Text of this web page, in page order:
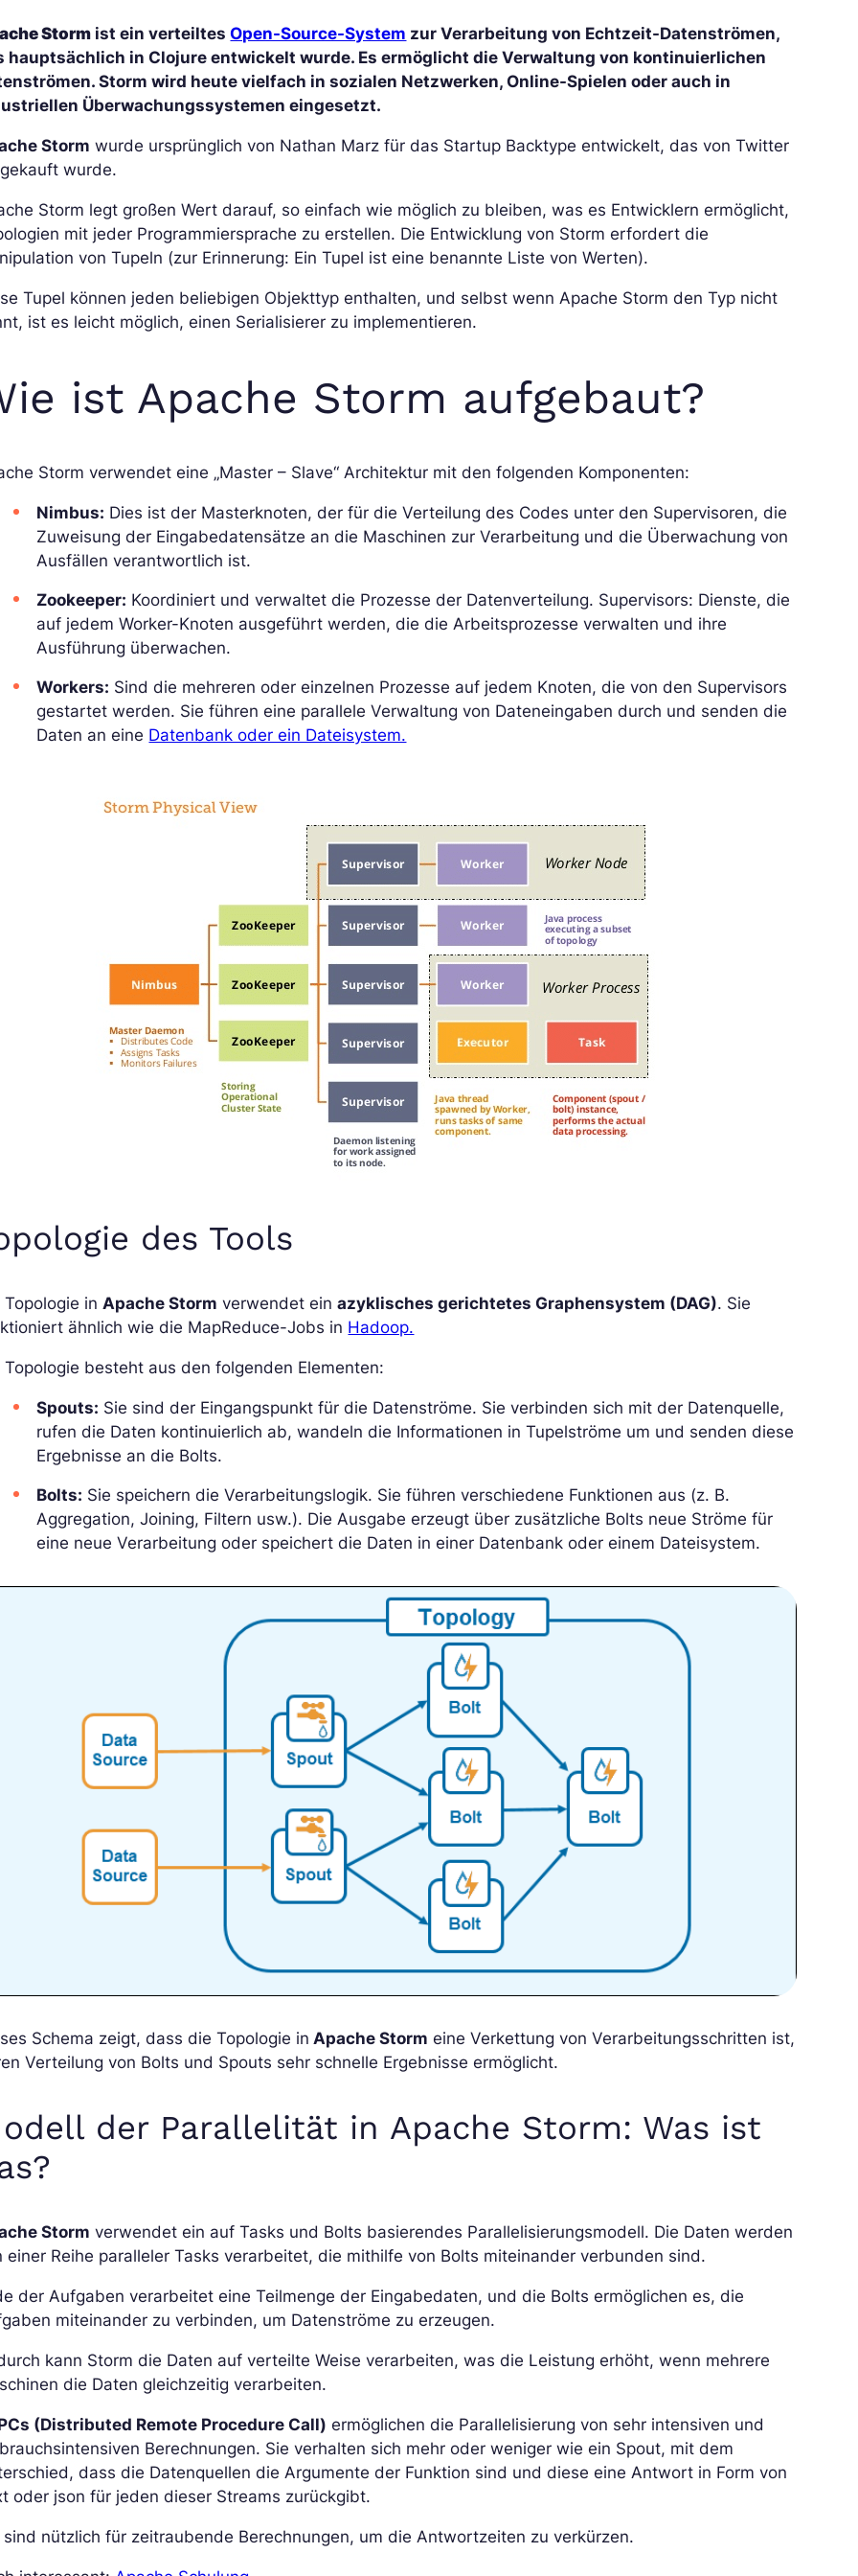
Storm ist ein verteiltesOpen-Source-System zur Verarbeitung von Echtzeit-Datenströmen,
hauptsächlich in Clojure entwickelt wurde. Es ermöglicht die Verwaltung von kontinuierlichen
Storm wird heute vielfach in sozialen Netzwerken, Online-Spielen oder auch in
Überwachungssystemen eingesetzt.
Storm wurde ursprünglich von Nathan Marz für das Startup Backtype entwickelt, das von Twitter
wurde.
Storm legt großen Wert darauf, so einfach wie möglich zu bleiben, was es Entwicklern ermöglicht,
mit jeder Programmiersprache zu erstellen. Die Entwicklung von Storm erfordert die
von Tupeln (zur Erinnerung: Ein Tupel ist eine benannte Liste von Werten).
Tupel können jeden beliebigen Objekttyp enthalten, und selbst wenn Apache Storm den Typ nicht
ist es leicht möglich, einen Serialisierer zu implementieren.
ist Apache Storm aufgebaut?
Storm verwendet eine „Master – Slave“ Architektur mit den folgenden Komponenten:
Nimbus: Dies ist der Masterknoten, der für die Verteilung des Codes unter den Supervisoren, die
Zuweisung der Eingabedatensätze an die Maschinen zur Verarbeitung und die Überwachung von
Ausfällen verantwortlich ist.
Zookeeper: Koordiniert und verwaltet die Prozesse der Datenverteilung. Supervisors: Dienste, die
auf jedem Worker-Knoten ausgeführt werden, die die Arbeitsprozesse verwalten und ihre
Ausführung überwachen.
Workers: Sind die mehreren oder einzelnen Prozesse auf jedem Knoten, die von den Supervisors
gestartet werden. Sie führen eine parallele Verwaltung von Dateneingaben durch und senden die
Daten an eine Datenbank oder ein Dateisystem.
des Tools
Topologie in Apache Storm verwendet einazyklisches gerichtetes Graphensystem (DAG). Sie
ähnlich wie die MapReduce-Jobs in Hadoop.
Topologie besteht aus den folgenden Elementen:
Spouts: Sie sind der Eingangspunkt für die Datenströme. Sie verbinden sich mit der Datenquelle,
rufen die Daten kontinuierlich ab, wandeln die Informationen in Tupelströme um und senden diese
Ergebnisse an die Bolts.
Bolts: Sie speichern die Verarbeitungslogik. Sie führen verschiedene Funktionen aus (z. B.
Aggregation, Joining, Filtern usw.). Die Ausgabe erzeugt über zusätzliche Bolts neue Ströme für
eine neue Verarbeitung oder speichert die Daten in einer Datenbank oder einem Dateisystem.
Schema zeigt, dass die Topologie in Apache Storm eine Verkettung von Verarbeitungsschritten ist,
Verteilung von Bolts und Spouts sehr schnelle Ergebnisse ermöglicht.
der Parallelität in Apache Storm: Was ist
Storm verwendet ein auf Tasks und Bolts basierendes Parallelisierungsmodell. Die Daten werden
einer Reihe paralleler Tasks verarbeitet, die mithilfe von Bolts miteinander verbunden sind.
der Aufgaben verarbeitet eine Teilmenge der Eingabedaten, und die Bolts ermöglichen es, die
miteinander zu verbinden, um Datenströme zu erzeugen.
kann Storm die Daten auf verteilte Weise verarbeiten, was die Leistung erhöht, wenn mehrere
die Daten gleichzeitig verarbeiten.
(Distributed Remote Procedure Call) ermöglichen die Parallelisierung von sehr intensiven und
Berechnungen. Sie verhalten sich mehr oder weniger wie ein Spout, mit dem
dass die Datenquellen die Argumente der Funktion sind und diese eine Antwort in Form von
oder json für jeden dieser Streams zurückgibt.
sind nützlich für zeitraubende Berechnungen, um die Antwortzeiten zu verkürzen.